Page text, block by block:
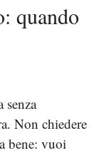
quando
Non chiedere
bene: vuoi